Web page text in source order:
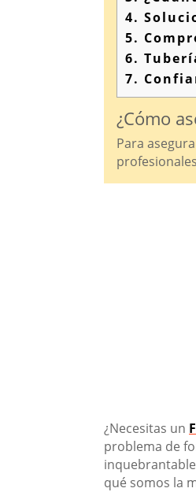
4.
5.
6.
7.
¿Cómo
Para
¿Necesitas un
problema de
qué somos la